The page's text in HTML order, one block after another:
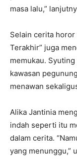
masa lalu,”
Selain cerita horor
Terakhir” juga
memukau.
kawasan
menawan
Alika Jantinia
indah seperti itu
dalam cerita.
yang menunggu,”